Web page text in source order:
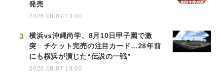
発売
2026.08.07 13:00
3
横浜vs沖縄尚学、8月10日甲子園で激
突 チケット完売の注目カード…28年前
にも横浜が演じた“伝説の一戦”
2026.08.07 19:00